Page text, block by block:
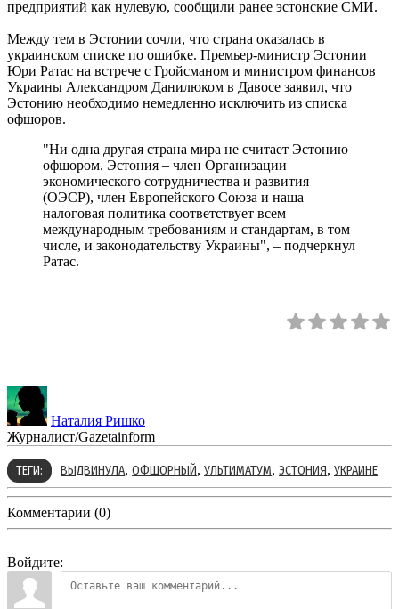
предприятий как нулевую, сообщили ранее эстонские СМИ.
Между тем в Эстонии сочли, что страна оказалась в
украинском списке по ошибке. Премьер-министр Эстонии
Юри Ратас на встрече с Гройсманом и министром финансов
Украины Александром Данилюком в Давосе заявил, что
Эстонию необходимо немедленно исключить из списка
офшоров.
"Ни одна другая страна мира не считает Эстонию
офшором. Эстония – член Организации
экономического сотрудничества и развития
(ОЭСР), член Европейского Союза и наша
налоговая политика соответствует всем
международным требованиям и стандартам, в том
числе, и законодательству Украины", – подчеркнул
Ратас.
Наталия Ришко
Журналист/Gazetainform
ТЕГИ: ВЫДВИНУЛА, ОФШОРНЫЙ, УЛЬТИМАТУМ, ЭСТОНИЯ, УКРАИНЕ
Комментарии (0)
Войдите: